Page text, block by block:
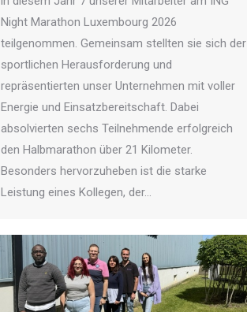
Night Marathon Luxembourg 2026
teilgenommen. Gemeinsam stellten sie sich der
sportlichen Herausforderung und
repräsentierten unser Unternehmen mit voller
Energie und Einsatzbereitschaft. Dabei
absolvierten sechs Teilnehmende erfolgreich
den Halbmarathon über 21 Kilometer.
Besonders hervorzuheben ist die starke
Leistung eines Kollegen, der…